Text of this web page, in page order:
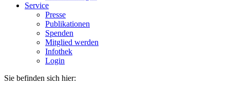
Service
Presse
Publikationen
Spenden
Mitglied werden
Infothek
Login
Sie befinden sich hier: